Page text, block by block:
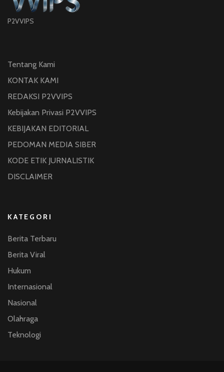
P2VVIPS
Tentang Kami
KONTAK KAMI
REDAKSI P2VVIPS
Kebijakan Privasi P2VVIPS
KEBIJAKAN EDITORIAL
PEDOMAN MEDIA SIBER
KODE ETIK JURNALISTIK
DISCLAIMER
KATEGORI
Berita Terbaru
Berita Viral
Hukum
Internasional
Nasional
Olahraga
Teknologi